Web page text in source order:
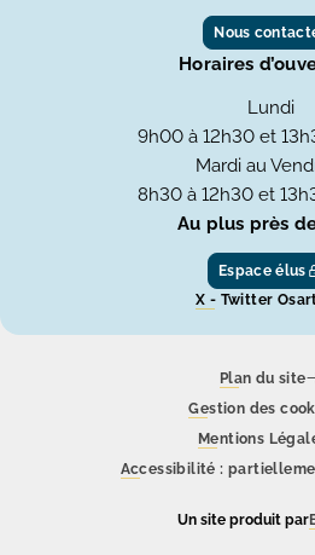
Nous
Horaires
Lundi
9h00 à 12h30 et
Mardi au
8h30 à 12h30 et
Au plus près
Espace élus
X - Twitter
Plan du site
Gestion des
Mentions
Accessibilité :
Un site produit par